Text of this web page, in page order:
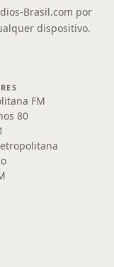
Brasil.com por
dispositivo.
FM
80